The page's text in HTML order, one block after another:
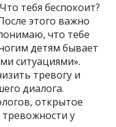
тебя беспокоит?
этого важно
что тебе
детям бывает
ситуациями».
тревогу и
диалога.
открытое
у